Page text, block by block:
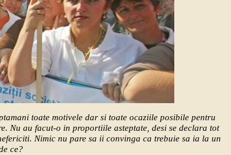
toate motivele dar si toate ocaziile posibile pentru
Nu au facut-o in proportiile asteptate, desi se declara tot
Nimic nu pare sa ii convinga ca trebuie sa ia la un
ce?